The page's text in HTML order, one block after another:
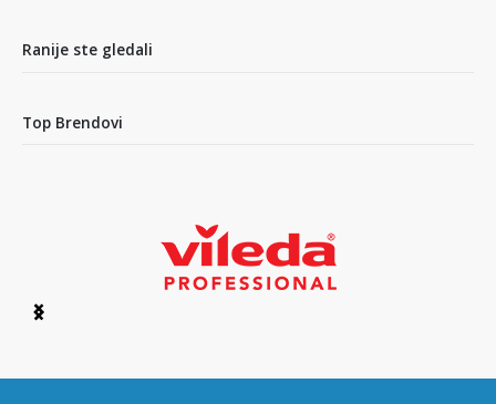
4
Ranije ste gledali
Top Brendovi
Item
6